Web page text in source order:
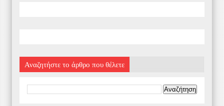
Αναζητήστε το άρθρο που θέλετε